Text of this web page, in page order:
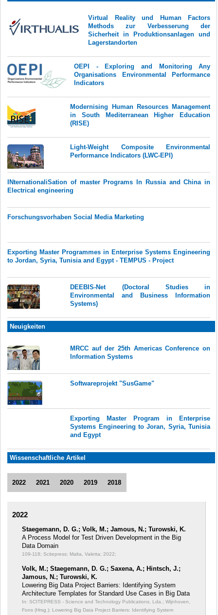
Virtual Reality und Human Factors
Methods zur Verbesserung der
Sicherheit in Produktionsanlagen und
Lagerstandorten
OEPI - Exploring and Monitoring Any
Organisations Environmental Performance
Indicators
Modernising Human Resources Management
in South Mediterranean Higher Education
(RISE)
Light-Weight Composite Environmental
Performance Indicators (LWC-EPI)
INternationaliSation of master Programs In Russia and China in
Electrical engineering
Forschungsvorhaben Social Media Marketing
Exporting Master Programmes in Enterprise Systems Engineering
to Jordan, Syria, Tunisia and Egypt - TEMPUS - Project
DEEBIS-Net (Doctoral Studies in
Environmental and Business Information
Systems)
Neuigkeiten
MRCC auf der 25th Americas Conference on
Information Systems
Softwareprojekt "SusGame"
Exporting Master Program in Enterprise
Systems Engineering to Joran, Syria, Tunisia
and Egypt
Wissenschaftliche Artikel
2022 2021 2020 2019 2018
2022
Staegemann, D. G.; Volk, M.; Jamous, N.; Turowski, K.
A Process Model for Test Driven Development in the Big
Data Domain
109-118; Scitepress; Malta, Valetta; 2022;
Volk, M.; Staegemann, D. G.; Saxena, A.; Hintsch, J.;
Jamous, N.; Turowski, K.
Lowering Big Data Project Barriers: Identifying System
Architecture Templates for Standard Use Cases in Big Data
In: SCITEPRESS - Science and Technology Publications, Lda.; Wijnhoven,
Fons (Hrsg.): Lowering Big Data Project Barriers: Identifying System